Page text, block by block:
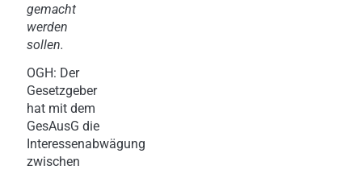
gemacht
werden
sollen.
OGH: Der
Gesetzgeber
hat mit dem
GesAusG die
Interessenabwägung
zwischen